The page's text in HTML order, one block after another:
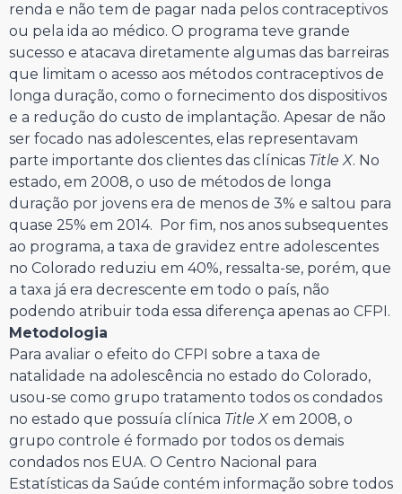
renda e não tem de pagar nada pelos contraceptivos
ou pela ida ao médico. O programa teve grande
sucesso e atacava diretamente algumas das barreiras
que limitam o acesso aos métodos contraceptivos de
longa duração, como o fornecimento dos dispositivos
e a redução do custo de implantação. Apesar de não
ser focado nas adolescentes, elas representavam
parte importante dos clientes das clínicas Title X. No
estado, em 2008, o uso de métodos de longa
duração por jovens era de menos de 3% e saltou para
quase 25% em 2014. Por fim, nos anos subsequentes
ao programa, a taxa de gravidez entre adolescentes
no Colorado reduziu em 40%, ressalta-se, porém, que
a taxa já era decrescente em todo o país, não
podendo atribuir toda essa diferença apenas ao CFPI.
Metodologia
Para avaliar o efeito do CFPI sobre a taxa de
natalidade na adolescência no estado do Colorado,
usou-se como grupo tratamento todos os condados
no estado que possuía clínica Title X em 2008, o
grupo controle é formado por todos os demais
condados nos EUA. O Centro Nacional para
Estatísticas da Saúde contém informação sobre todos